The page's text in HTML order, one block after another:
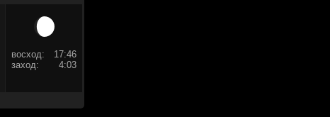
восход:
17:46
заход:
4:03